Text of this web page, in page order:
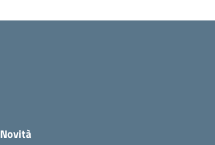
Novità